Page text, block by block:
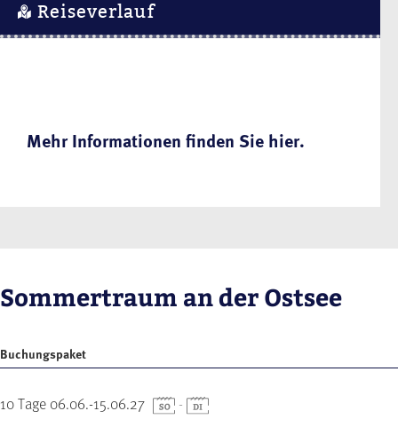
Reiseverlauf
Mehr Informationen finden Sie hier.
Sommertraum an der Ostsee
Buchungspaket
10 Tage 06.06.-15.06.27 -